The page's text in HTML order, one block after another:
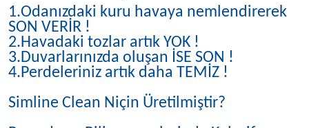
1.Odanızdaki kuru havaya nemlendirerek
SON VERİR !
2.Havadaki tozlar artık YOK !
3.Duvarlarınızda oluşan İSE SON !
4.Perdeleriniz artık daha TEMİZ !
Simline Clean Niçin Üretilmiştir?